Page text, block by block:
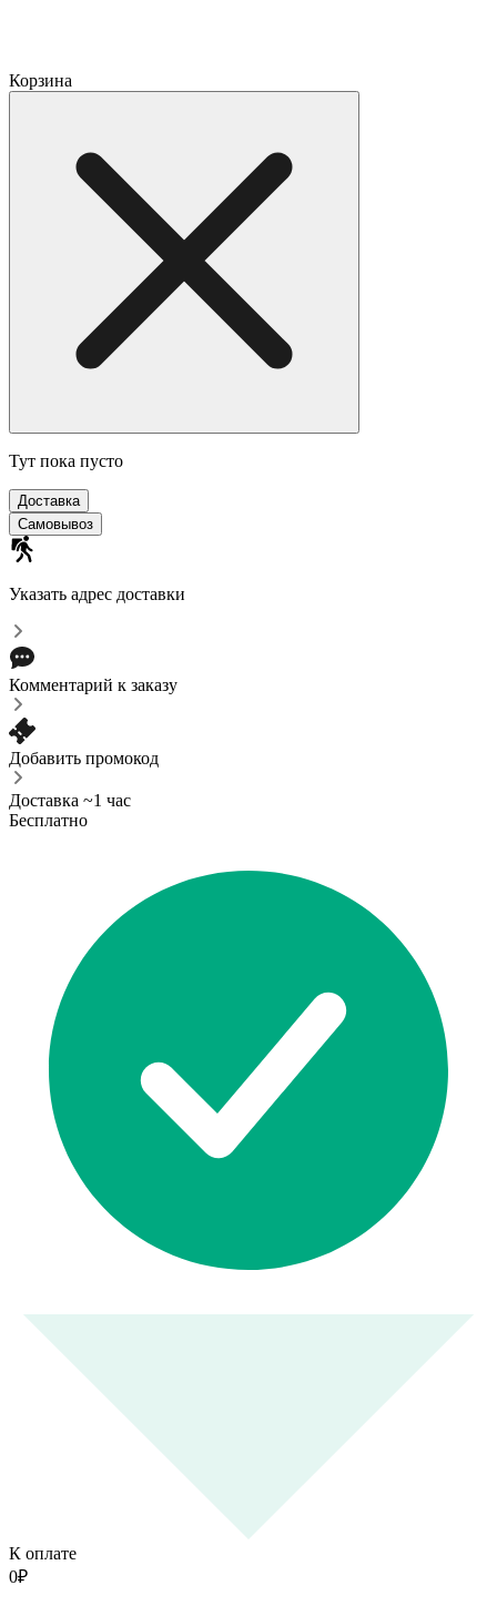
Корзина
Тут пока пусто
Доставка
Самовывоз
Указать адрес доставки
Комментарий к заказу
Добавить промокод
Доставка ~1 час
Бесплатно
К оплате
0₽